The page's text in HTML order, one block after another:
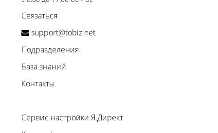
Связаться
support@tobiz.net
Подразделения
База знаний
Контакты
Сервис настройки Я.Директ